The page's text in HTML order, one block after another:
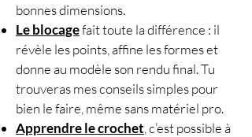
bonnes dimensions.
Le blocagefait toute la différence : il
révèle les points, affine les formes et
donne au modèle son rendu final. Tu
trouveras mes conseils simples pour
bien le faire, même sans matériel pro.
Apprendre le crochet , c’est possible à